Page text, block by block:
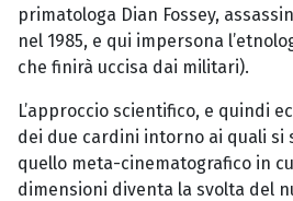
primatologa Dian Fossey,
nel 1985, e qui impersona
che finirà uccisa dai militari).
L’approccio scientifico, e quindi
dei due cardini intorno ai quali si
quello meta-cinematografico in
dimensioni diventa la svolta del